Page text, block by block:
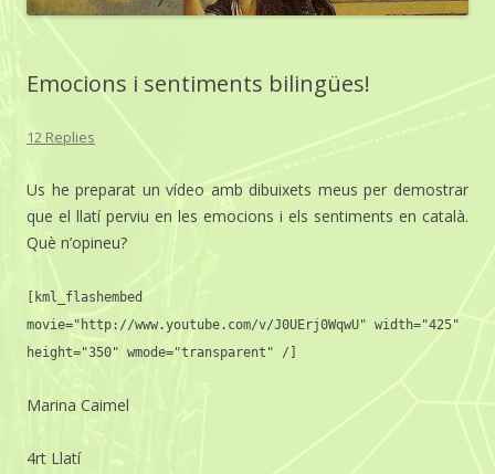
Emocions i sentiments bilingües!
12 Replies
Us he preparat un vídeo amb dibuixets meus per demostrar
que el llatí perviu en les emocions i els sentiments en català.
Què n’opineu?
[kml_flashembed
movie="http://www.youtube.com/v/J0UErj0WqwU" width="425"
height="350" wmode="transparent" /]
Marina Caimel
4rt Llatí